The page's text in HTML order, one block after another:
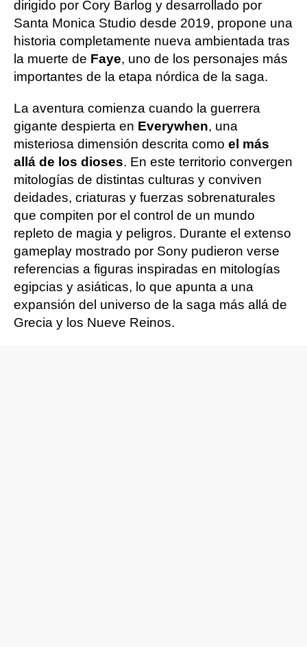
dirigido por Cory Barlog y desarrollado por
Santa Monica Studio desde 2019, propone una
historia completamente nueva ambientada tras
la muerte de Faye, uno de los personajes más
importantes de la etapa nórdica de la saga.
La aventura comienza cuando la guerrera
gigante despierta en Everywhen, una
misteriosa dimensión descrita como el más
allá de los dioses. En este territorio convergen
mitologías de distintas culturas y conviven
deidades, criaturas y fuerzas sobrenaturales
que compiten por el control de un mundo
repleto de magia y peligros. Durante el extenso
gameplay mostrado por Sony pudieron verse
referencias a figuras inspiradas en mitologías
egipcias y asiáticas, lo que apunta a una
expansión del universo de la saga más allá de
Grecia y los Nueve Reinos.